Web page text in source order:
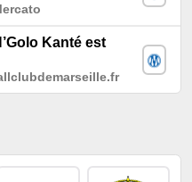
Kanté est